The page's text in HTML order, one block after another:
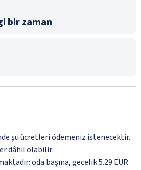
bir zaman
şu ücretleri ödemeniz istenecektir.
dâhil olabilir:
oda başına, gecelik 5.29 EUR